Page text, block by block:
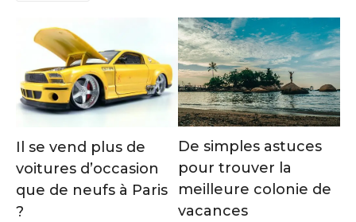
Il se vend plus de
voitures d’occasion
que de neufs à Paris
?
De simples astuces
pour trouver la
meilleure colonie de
vacances